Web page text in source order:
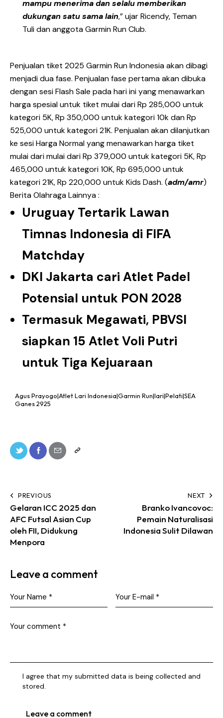
mampu menerima dan selalu memberikan
dukungan satu sama lain,” ujar Ricendy, Teman
Tuli dan anggota Garmin Run Club.
Penjualan tiket 2025 Garmin Run Indonesia akan dibagi
menjadi dua fase. Penjualan fase pertama akan dibuka
dengan sesi Flash Sale pada hari ini yang menawarkan
harga spesial untuk tiket mulai dari Rp 285,000 untuk
kategori 5K, Rp 350,000 untuk kategori 10k dan Rp
525,000 untuk kategori 21K. Penjualan akan dilanjutkan
ke sesi Harga Normal yang menawarkan harga tiket
mulai dari mulai dari Rp 379,000 untuk kategori 5K, Rp
465,000 untuk kategori 10K, Rp 695,000 untuk
kategori 21K, Rp 220,000 untuk Kids Dash. (adm/amr)
Berita Olahraga Lainnya :
Uruguay Tertarik Lawan
Timnas Indonesia di FIFA
Matchday
DKI Jakarta cari Atlet Padel
Potensial untuk PON 2028
Termasuk Megawati, PBVSI
siapkan 15 Atlet Voli Putri
untuk Tiga Kejuaraan
Agus Prayogo|Atlet Lari Indonesia|Garmin Run|lari|Pelati|SEA
Ganes 2925
PREVIOUS
Gelaran ICC 2025 dan
AFC Futsal Asian Cup
oleh FII, Didukung
Menpora
NEXT
Branko Ivancovoc:
Pemain Naturalisasi
Indonesia Sulit Dilawan
Leave a comment
I agree that my submitted data is being collected and
stored.